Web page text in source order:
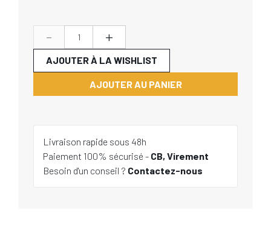
- +
AJOUTER AU PANIER
AJOUTER À LA WISHLIST
Livraison rapide sous 48h
Paiement 100% sécurisé - CB, Virement
Besoin d'un conseil ? Contactez-nous